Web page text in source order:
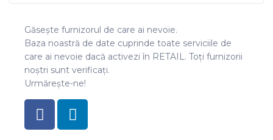
Găsește furnizorul de care ai nevoie.
Baza noastră de date cuprinde toate serviciile de
care ai nevoie dacă activezi în RETAIL. Toți furnizorii
noștri sunt verificați.
Urmărește-ne!